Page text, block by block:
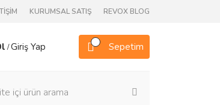
KURUMSAL SATIŞ REVOX BLOG
/Giriş Yap Sepetim